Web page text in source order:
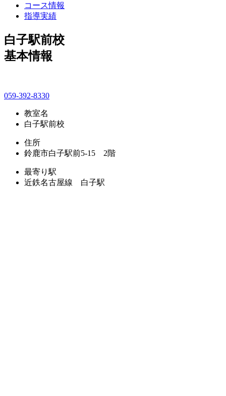
コース情報
指導実績
白子駅前校
基本情報
059-392-8330
教室名
白子駅前校
住所
鈴鹿市白子駅前5-15 2階
最寄り駅
近鉄名古屋線 白子駅